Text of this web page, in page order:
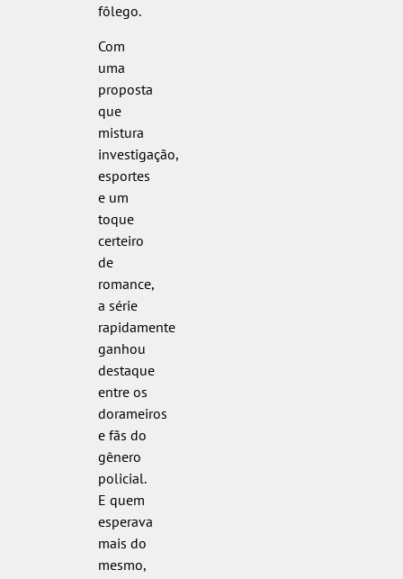
fôlego.
Com
uma
proposta
que
mistura
investigação,
esportes
e um
toque
certeiro
de
romance,
a série
rapidamente
ganhou
destaque
entre os
dorameiros
e fãs do
gênero
policial.
E quem
esperava
mais do
mesmo,